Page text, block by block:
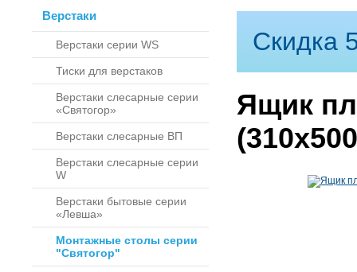
Верстаки
Верстаки серии WS
Тиски для верстаков
Верстаки слесарные серии
«Святогор»
Верстаки слесарные ВП
Верстаки слесарные серии
W
Верстаки бытовые серии
«Левша»
Монтажные столы серии
"Святогор"
Скидка
Ящик